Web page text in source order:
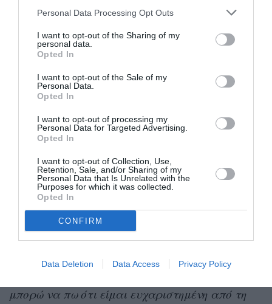
Personal Data Processing Opt Outs
I want to opt-out of the Sharing of my
personal data.
Opted In
I want to opt-out of the Sale of my
Personal Data.
Opted In
I want to opt-out of processing my
Personal Data for Targeted Advertising.
Opted In
I want to opt-out of Collection, Use,
Retention, Sale, and/or Sharing of my
Personal Data that Is Unrelated with the
Purposes for which it was collected.
Opted In
CONFIRM
Data Deletion Data Access Privacy Policy
με άντρα στη ζωή μου».
Κοντραρίστηκε με τα ήθη της εποχής
όχι μόνο μέσα από τον έρωτά της με
έναν χωρικό, που αψηφούσε τις ταξικές
διαφορές, αλλά και με τον καρπό του,
ένα κορίτσι που γέννησε και μεγάλωσε
Όταν ήταν σαράντα ενός, όπως λέει στη
συνέντευξή της στο CNN, είχε ένα πρόβλημα
υγείας. Πήγε σε έναν γιατρό στην Αθήνα, ο
οποίος τής είπε ότι είχε
πάρει μια δεύτερη γνώμη, όχι στην Ελλάδα
αλλά στην Αγγλία, όπου διαπιστώθηκε η
μπορώ να πω ότι είμαι ευχαριστημένη από τη